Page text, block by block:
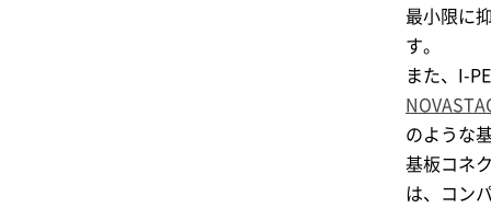
最小限に
す。
また、 I-
のような
基板コネ
は、コン